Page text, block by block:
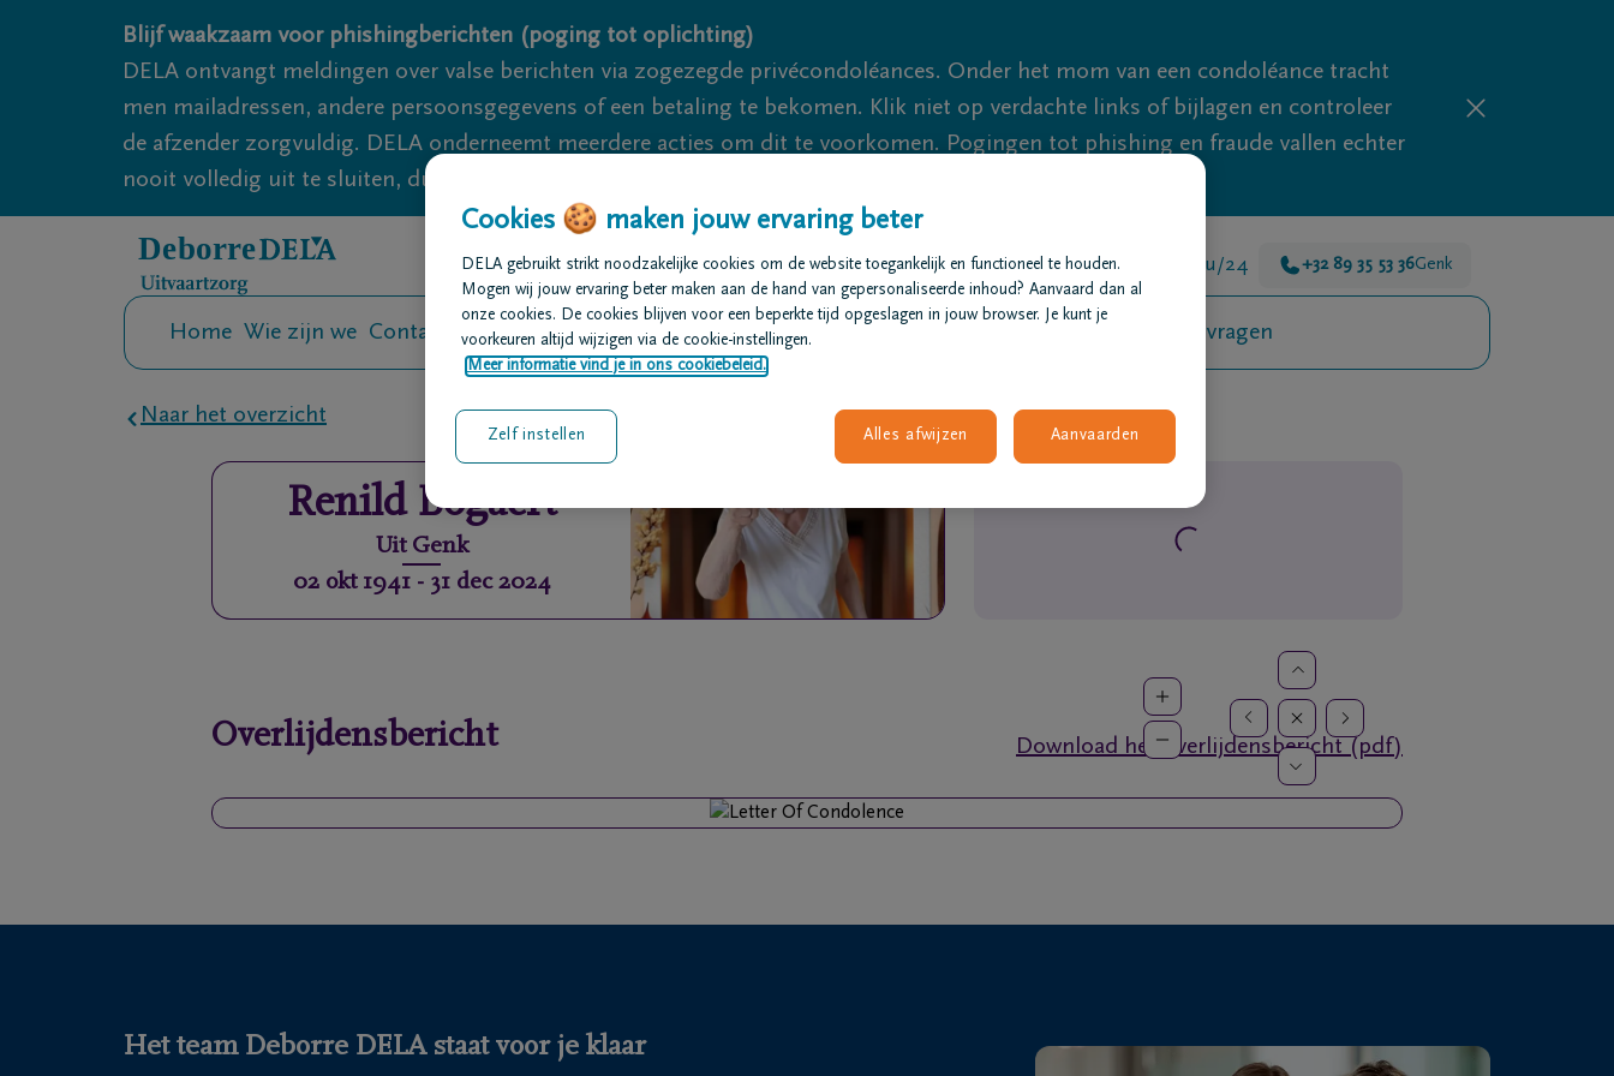
Overslaan en naar inhoud gaan
Blijf waakzaam voor phishingberichten (poging tot oplichting)
DELA ontvangt meldingen over valse berichten via zogezegde privécondoléances. Onder het mom van een condoléance tracht
men mailadressen, andere persoonsgegevens of een betaling te bekomen. Klik niet op verdachte links of bijlagen en controleer
de afzender zorgvuldig. DELA onderneemt meerdere acties om dit te voorkomen. Pogingen tot phishing en fraude vallen echter
nooit volledig uit te sluiten, dus blijf waakzaam.
We zijn er voor je 24u/24 +32 89 35 53 36Genk
Home Wie zijn we Contact Uitvaart regelen Overlijdensberichten Veelgestelde vragen
Naar het overzicht
Renild Bogaert
Uit Genk
02 okt 1941- 31 dec 2024
Overlijdensbericht Download het overlijdensbericht (pdf)
Het team Deborre DELA staat voor je klaar
Cookies 🍪 maken jouw ervaring beter
DELA gebruikt strikt noodzakelijke cookies om de website toegankelijk en functioneel te houden.
Mogen wij jouw ervaring beter maken aan de hand van gepersonaliseerde inhoud? Aanvaard dan al
onze cookies. De cookies blijven voor een beperkte tijd opgeslagen in jouw browser. Je kunt je
voorkeuren altijd wijzigen via de cookie-instellingen.
Meer informatie vind je in ons cookiebeleid.
Alles afwijzen Aanvaarden
Zelf instellen